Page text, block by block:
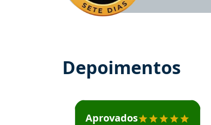
Depoimentos
Estudante José recomenda o Aprova
Aprovados